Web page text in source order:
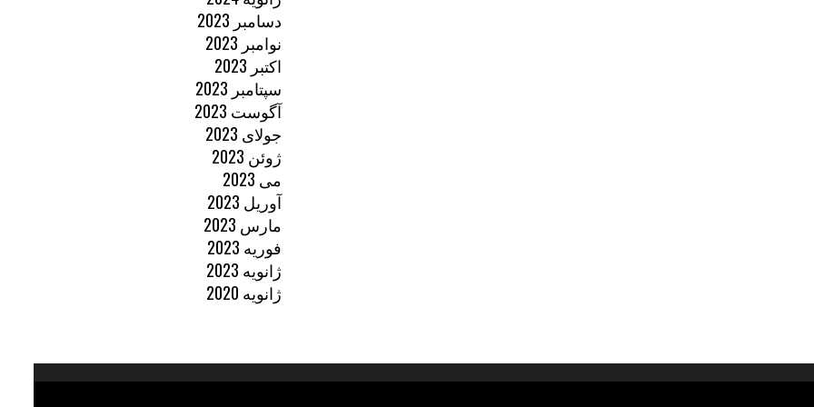
دسامبر 2023
نوامبر 2023
اکتبر 2023
سپتامبر 2023
آگوست 2023
جولای 2023
ژوئن 2023
می 2023
آوریل 2023
مارس 2023
فوریه 2023
ژانویه 2023
ژانویه 2020